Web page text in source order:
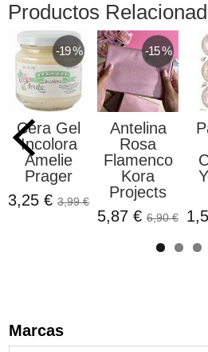
Marcas
Productos
-19 %
Cera Gel
Incolora
Amelie
Prager
3,25 € 3,99 €
-15 %
Antelina
Rosa
Flamenco
Kora
Projects
5,87 € 6,90 €